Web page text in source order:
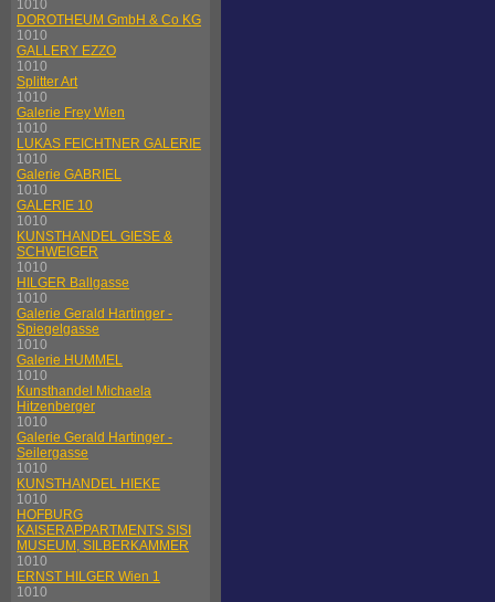
1010
DOROTHEUM GmbH & Co KG
1010
GALLERY EZZO
1010
Splitter Art
1010
Galerie Frey Wien
1010
LUKAS FEICHTNER GALERIE
1010
Galerie GABRIEL
1010
GALERIE 10
1010
KUNSTHANDEL GIESE &
SCHWEIGER
1010
HILGER Ballgasse
1010
Galerie Gerald Hartinger -
Spiegelgasse
1010
Galerie HUMMEL
1010
Kunsthandel Michaela
Hitzenberger
1010
Galerie Gerald Hartinger -
Seilergasse
1010
KUNSTHANDEL HIEKE
1010
HOFBURG
KAISERAPPARTMENTS SISI
MUSEUM, SILBERKAMMER
1010
ERNST HILGER Wien 1
1010